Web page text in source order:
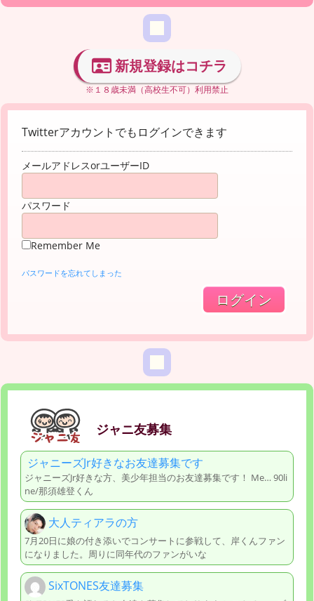
新規登録はコチラ
※１８歳未満（高校生不可）利用禁止
Twitterアカウントでもログインできます
メールアドレスorユーザーID
パスワード
Remember Me
パスワードを忘れてしまった
ジャニ友募集
ジャニーズJr好きなお友達募集です
ジャニーズJr好きな方、美少年担当のお友達募集です！ Me… 90li
ne/那須雄登くん
大人ティアラの方
7月20日に娘の付き添いでコンサートに参戦して、岸くんファン
になりました。周りに同年代のファンがいな
SixTONES友達募集